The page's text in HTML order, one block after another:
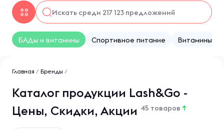
БАДы и витамины Спортивное питание Витамины
Главная / Бренды /
Каталог продукции Lash&Go -
Цены, Скидки, Акции 45 товаров ↑